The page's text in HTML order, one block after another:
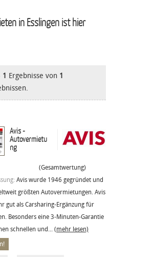
in Esslingen ist hier
1 Ergebnisse von 1
Avis -
Autovermietu
ng
(Gesamtwertung)
Avis wurde 1946 gegründet und
größten Autovermietungen. Avis
gut als Carsharing-Ergänzung für
Besonders eine 3-Minuten-Garantie
schnellen und... (mehr lesen)